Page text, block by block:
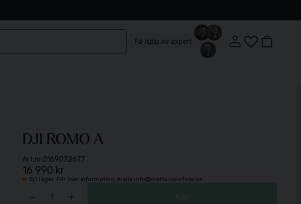
Få hjälp av expert
Lördag: 10:00 - 14:00
DJI ROMO A
Art.nr:0169032677
16 990 kr
Ej i lager. För mer information, maila info@mattssonsfoto.se
- +